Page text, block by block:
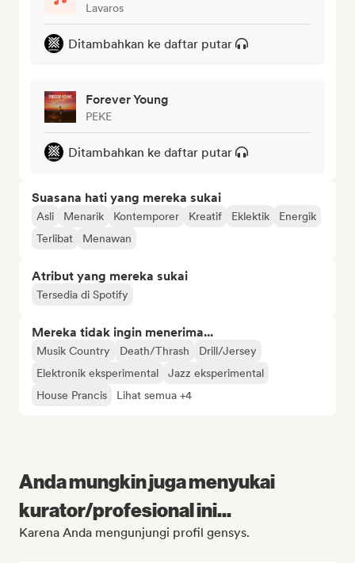
Lavaros
Ditambahkan ke daftar putar
Forever Young
PEKE
Ditambahkan ke daftar putar
Suasana hati yang mereka sukai
Asli Menarik Kontemporer Kreatif Eklektik
Energik
Terlibat
Menawan
Atribut yang mereka sukai
Tersedia di Spotify
Mereka tidak ingin menerima...
Musik Country Death/Thrash
Drill/Jersey
Elektronik eksperimental
Jazz eksperimental
House Prancis
Lihat semua +4
Anda mungkin juga menyukai
kurator/profesional ini...
Karena Anda mengunjungi profil gensys.